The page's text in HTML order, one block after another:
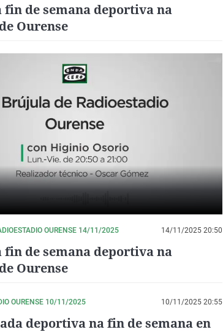
fin de semana deportiva na
Ourense
OURENSE 14/11/2025 14/11/2025 20:50
fin de semana deportiva na
Ourense
OURENSE 10/11/2025 10/11/2025 20:55
deportiva na fin de semana en